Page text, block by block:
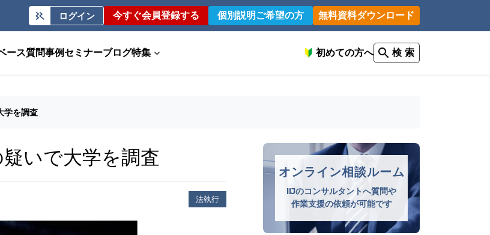
ログイン 今すぐ会員登録する 個別説明ご希望の方 無料資料ダウンロード
ース質問事例 セミナーブログ特集 初めての方へ 検 索
学を調査
いで大学を調査
法執行
オンライン相談ルーム
IIJのコンサルタントへ質問や
作業支援の依頼が可能です